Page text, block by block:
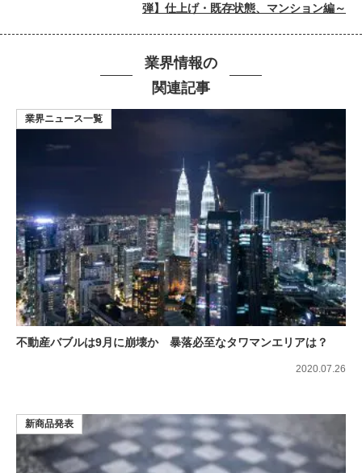
弾】仕上げ・既存状態、マンション編～
業界情報の
関連記事
不動産バブルは9月に崩壊か 暴落必至なタワマンエリアは？
業界ニュース一覧
2020.07.26
新商品発表